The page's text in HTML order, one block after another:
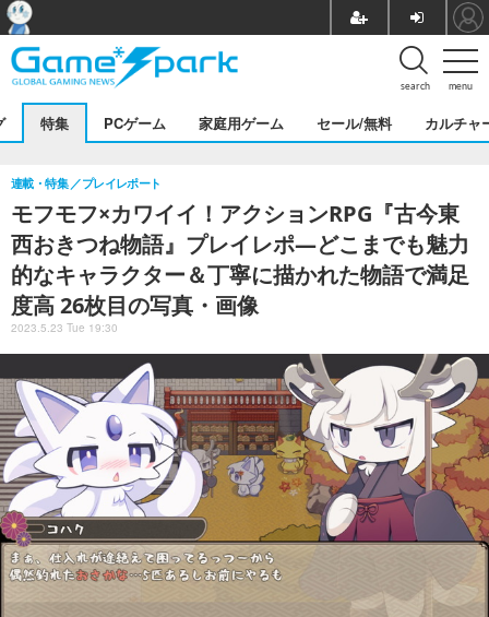
menu
search
特集 PCゲーム 家庭用ゲーム セール/無料 カルチャ
モフモフ×カワイイ！アクションRPG『古今東
西おきつね物語』プレイレポ―どこまでも魅力
的なキャラクター＆丁寧に描かれた物語で満足
度高 26枚目の写真・画像
連載・特集 プレイレポート
2023.5.23 Tue 19:30